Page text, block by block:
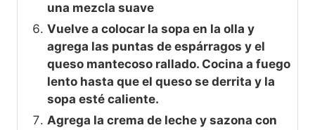
una mezcla suave
Vuelve a colocar la sopa en la olla y
agrega las puntas de espárragos y el
queso mantecoso rallado. Cocina a fuego
lento hasta que el queso se derrita y la
sopa esté caliente.
Agrega la crema de leche y sazona con